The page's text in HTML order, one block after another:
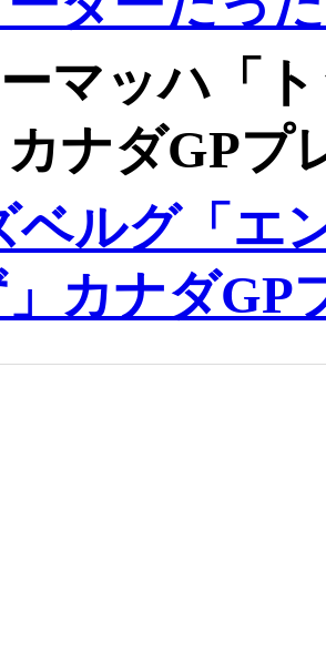
マッハ「
ナダGPプ
ベルグ「エ
カナダGP